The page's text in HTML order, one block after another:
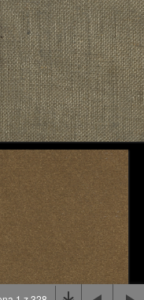
pliki cookie, bądź
szczegóły zapoznaj
Rozumiem